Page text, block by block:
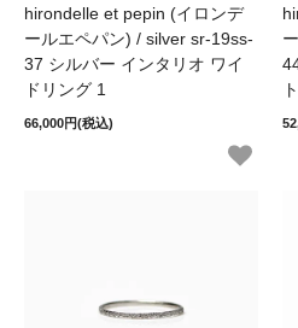
hirondelle et pepin (イロンデ
ールエペパン) / silver sr-19ss-
37 シルバー インタリオ ワイ
ドリング 1
66,000円(税込)